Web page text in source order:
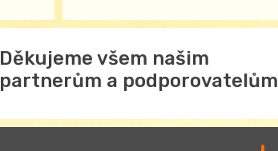
Děkujeme všem našim
partnerům a podporovatelům